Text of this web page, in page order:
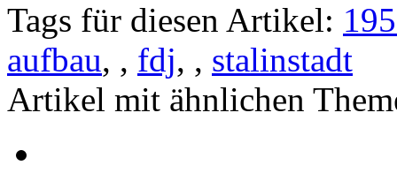
Tags für diesen Artikel:
aufbau, , fdj, , stalinstadt
Artikel mit ähnlichen